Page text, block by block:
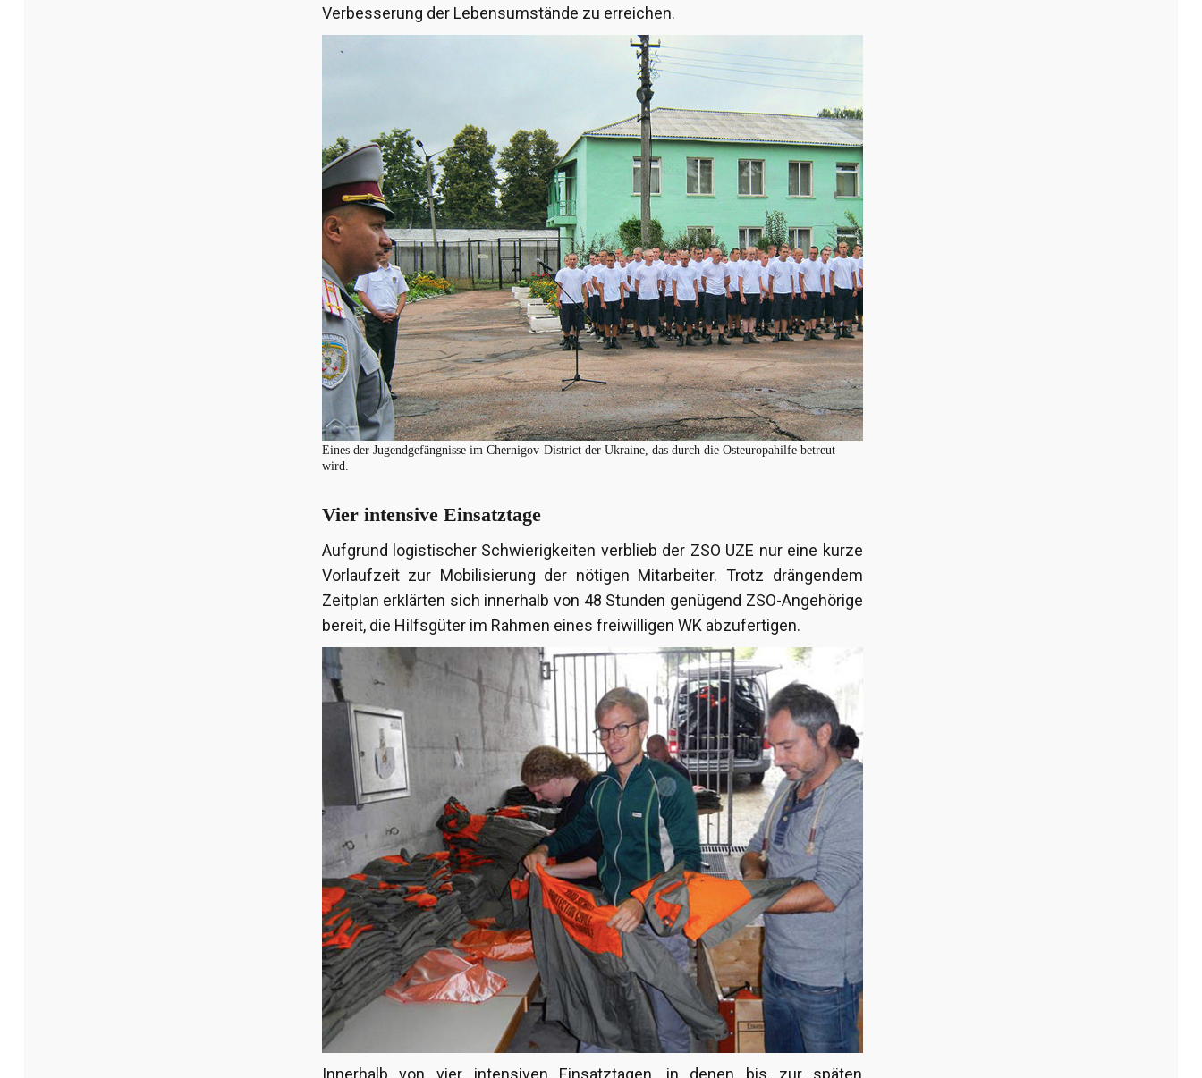
Verbesserung der Lebensumstände zu erreichen.
Eines der Jugendgefängnisse im Chernigov-District der Ukraine, das durch die Osteuropahilfe betreut
wird.
Vier intensive Einsatztage
Aufgrund logistischer Schwierigkeiten verblieb der ZSO UZE nur eine kurze
Vorlaufzeit zur Mobilisierung der nötigen Mitarbeiter. Trotz drängendem
Zeitplan erklärten sich innerhalb von 48 Stunden genügend ZSO-Angehörige
bereit, die Hilfsgüter im Rahmen eines freiwilligen WK abzufertigen.
Innerhalb von vier intensiven Einsatztagen, in denen bis zur späten